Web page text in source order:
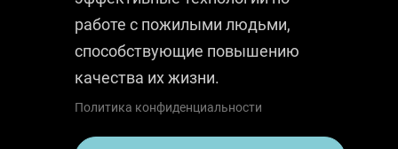
работе с пожилыми людьми,
способствующие повышению
качества их жизни.
Политика конфиденциальности